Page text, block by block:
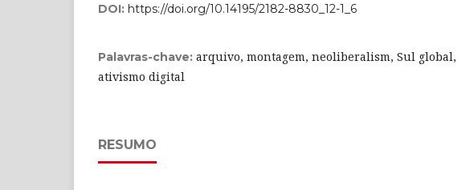
DOI: https://doi.org/10.14195/2182-8830_12-1_6
Palavras-chave: arquivo, montagem, neoliberalism, Sul global,
ativismo digital
RESUMO